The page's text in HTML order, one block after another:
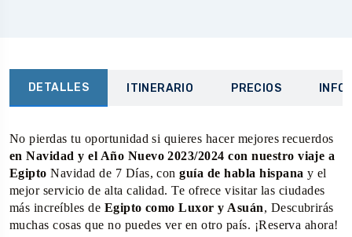
DETALLES ITINERARIO PRECIOS
No pierdas tu oportunidad si quieres hacer mejores recuerdos
en Navidad y el Año Nuevo 2023/2024 con nuestro viaje a
EgiptoNavidad de 7 Días, conguía de habla hispana y el
mejor servicio de alta calidad. Te ofrece visitar las ciudades
más increíbles de Egipto como Luxor y Asuán, Descubrirás
muchas cosas que no puedes ver en otro país. ¡Reserva ahora!